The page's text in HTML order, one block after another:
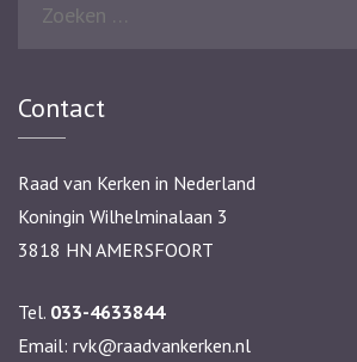
Contact
Raad van Kerken in Nederland
Koningin Wilhelminalaan 3
3818 HN AMERSFOORT
Tel. 033-4633844
Email: rvk@raadvankerken.nl